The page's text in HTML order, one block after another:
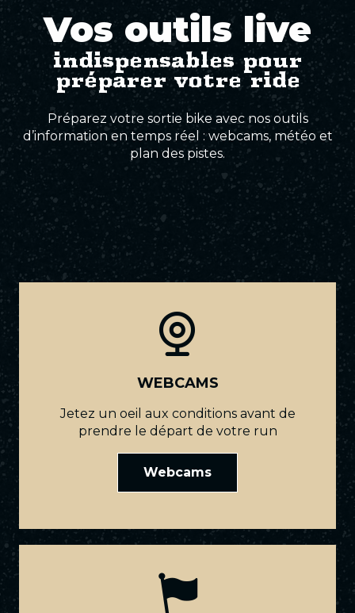
Pistes Élites
Vos outils live
indispensables pour
préparer votre ride
Préparez votre sortie bike avec nos outils
d’information en temps réel : webcams, météo et
plan des pistes.
WEBCAMS
Jetez un oeil aux conditions avant de
prendre le départ de votre run
Webcams